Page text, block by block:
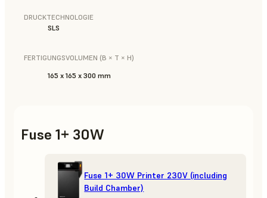
DRUCKTECHNOLOGIE
SLS
FERTIGUNGSVOLUMEN (B × T × H)
165 x 165 x 300 mm
Fuse 1+ 30W
Fuse 1+ 30W Printer 230V (including
Build Chamber)